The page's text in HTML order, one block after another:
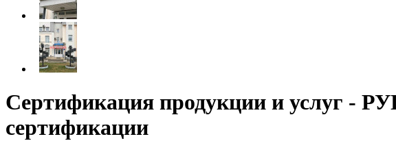
Сертификация продукции и услуг -
сертификации